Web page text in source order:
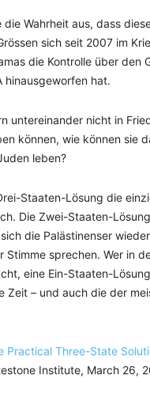
die Wahrheit aus, dass
sich seit 2007 im
die Kontrolle über den
hinausgeworfen hat.
untereinander nicht in
können, wie können sie
leben?
Staaten-Lösung die
Die Zwei-Staaten-
die Palästinenser
Stimme sprechen. Wer in
eine Ein-Staaten-
Zeit – und auch die der
Practical Three-State
Institute, March 26,